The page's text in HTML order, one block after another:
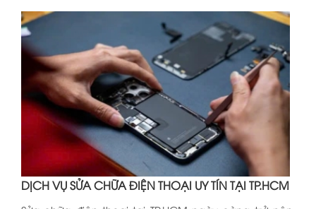
DỊCH VỤ SỬA CHỮA ĐIỆN THOẠI UY TÍN TẠI TP.HCM